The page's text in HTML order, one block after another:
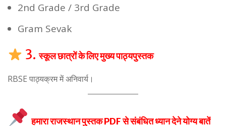
2nd Grade / 3rd Grade
Gram Sevak
3.स्कूल छात्रों के लिए मुख्य पाठ्यपुस्तक
RBSE पाठ्यक्रम में अनिवार्य।
हमारा राजस्थान पुस्तक PDF से संबंधित ध्यान देने योग्य बातें